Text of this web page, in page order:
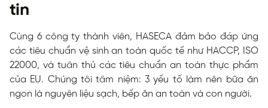
tin
Cùng 6 công ty thành viên, HASECA đảm bảo đáp ứng
các tiêu chuẩn vệ sinh an toàn quốc tế như HACCP, ISO
22000, và tuân thủ các tiêu chuẩn an toàn thực phẩm
của EU. Chúng tôi tâm niệm: 3 yếu tố làm nên bữa ăn
ngon là nguyên liệu sạch, bếp ăn an toàn và con người.